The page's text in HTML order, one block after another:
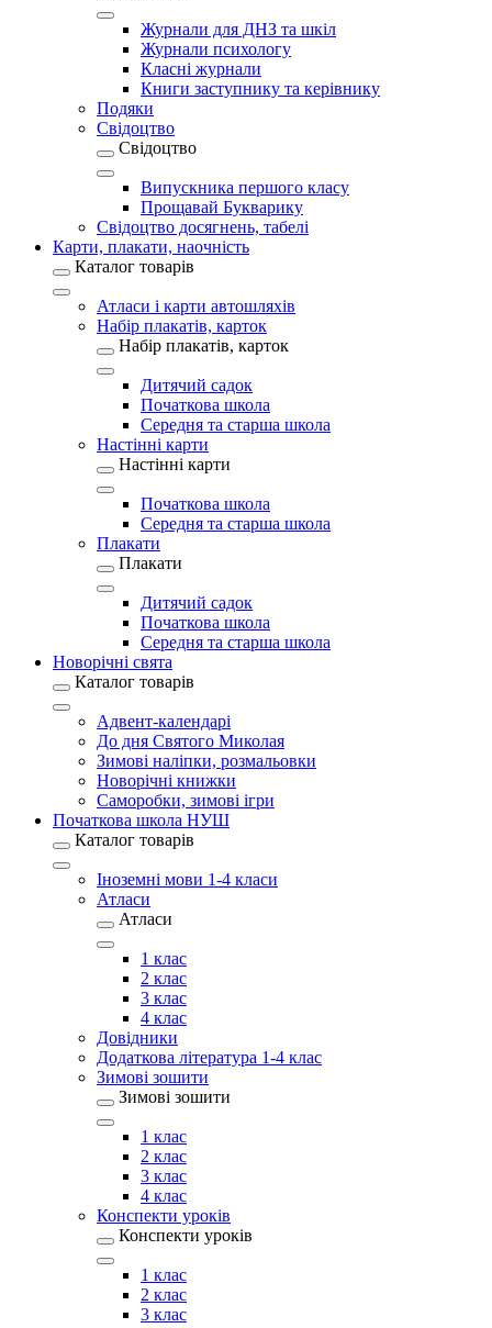
Журнали для ДНЗ та шкіл
Журнали психологу
Класні журнали
Книги заступнику та керівнику
Подяки
Свідоцтво
Свідоцтво
Випускника першого класу
Прощавай Букварику
Свідоцтво досягнень, табелі
Карти, плакати, наочність
Каталог товарів
Атласи і карти автошляхів
Набір плакатів, карток
Набір плакатів, карток
Дитячий садок
Початкова школа
Середня та старша школа
Настінні карти
Настінні карти
Початкова школа
Середня та старша школа
Плакати
Плакати
Дитячий садок
Початкова школа
Середня та старша школа
Новорічні свята
Каталог товарів
Адвент-календарі
До дня Святого Миколая
Зимові наліпки, розмальовки
Новорічні книжки
Саморобки, зимові ігри
Початкова школа НУШ
Каталог товарів
Іноземні мови 1-4 класи
Атласи
Атласи
1 клас
2 клас
3 клас
4 клас
Довідники
Додаткова література 1-4 клас
Зимові зошити
Зимові зошити
1 клас
2 клас
3 клас
4 клас
Конспекти уроків
Конспекти уроків
1 клас
2 клас
3 клас